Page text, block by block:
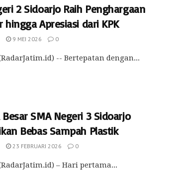
2 Sidoarjo Raih Penghargaan
hingga Apresiasi dari KPK
9 MEI 2026 0
(RadarJatim.id) -- Bertepatan dengan...
Besar SMA Negeri 3 Sidoarjo
Bebas Sampah Plastik
23 FEBRUARI 2026 0
(RadarJatim.id) – Hari pertama...